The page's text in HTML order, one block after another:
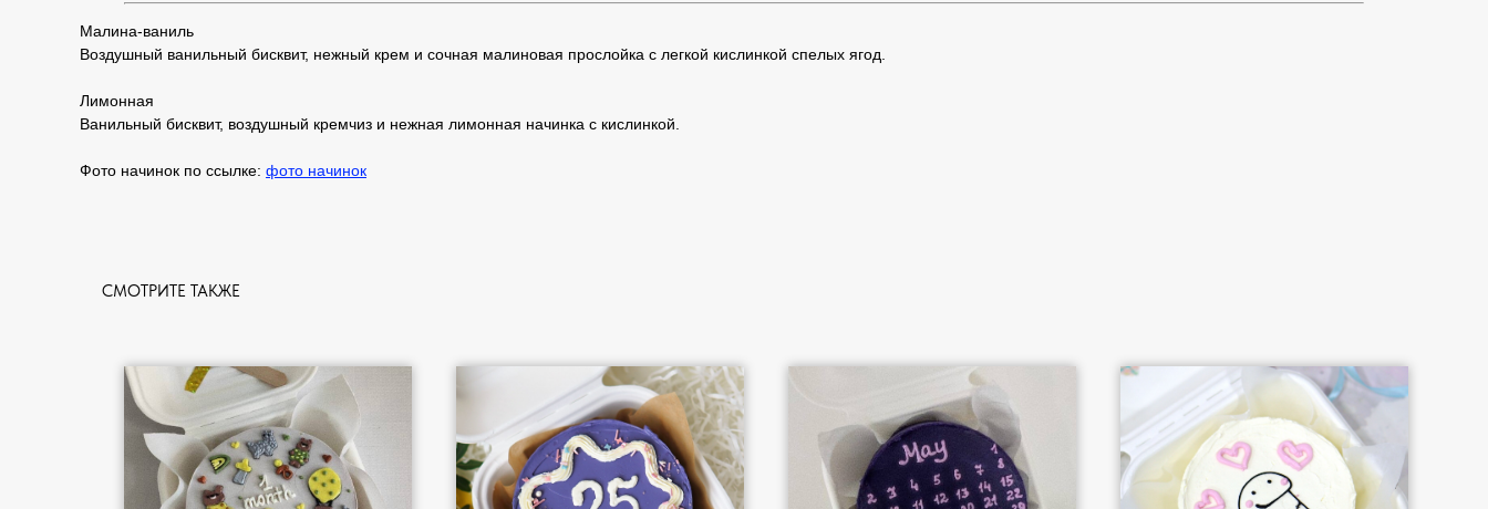
Малина-ваниль
Воздушный ванильный бисквит, нежный крем и сочная малиновая прослойка с легкой кислинкой спелых ягод.
Лимонная
Ванильный бисквит, воздушный кремчиз и нежная лимонная начинка с кислинкой.
Фото начинок по ссылке: фото начинок
СМОТРИТЕ ТАКЖЕ